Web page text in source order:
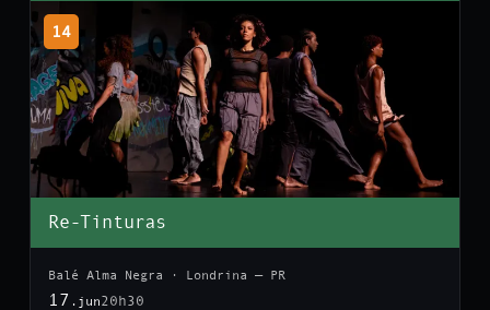
14
Re-Tinturas
Balé Alma Negra · Londrina — PR
17 .jun20h30